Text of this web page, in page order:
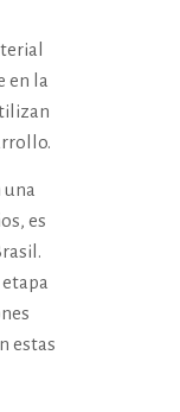
en la
una
es
etapa
estas